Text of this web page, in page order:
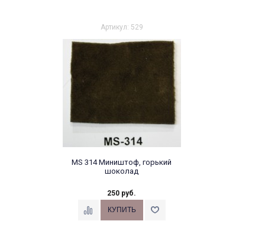
Артикул: 529
MS 314 Миништоф, горький
шоколад
250 руб.